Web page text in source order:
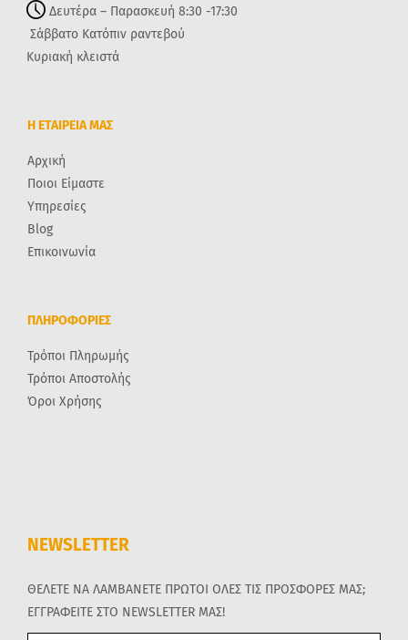
Δευτέρα – Παρασκευή 8:30 -17:30
Σάββατο Κατόπιν ραντεβού
Κυριακή κλειστά
Η ΕΤΑΙΡΕΙΑ ΜΑΣ
Αρχική
Ποιοι Είμαστε
Υπηρεσίες
Blog
Επικοινωνία
ΠΛΗΡΟΦΟΡΙΕΣ
Τρόποι Πληρωμής
Τρόποι Αποστολής
Όροι Χρήσης
NEWSLETTER
ΘΕΛΕΤΕ ΝΑ ΛΑΜΒΑΝΕΤΕ ΠΡΩΤΟΙ ΟΛΕΣ ΤΙΣ ΠΡΟΣΦΟΡΕΣ ΜΑΣ;
ΕΓΓΡΑΦΕΙΤΕ ΣΤΟ NEWSLETTER ΜΑΣ!